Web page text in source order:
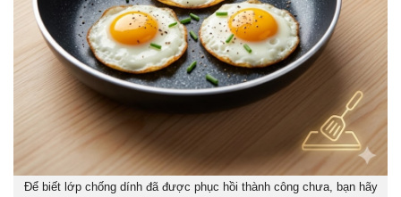
Để biết lớp chống dính đã được phục hồi thành công chưa, bạn hãy